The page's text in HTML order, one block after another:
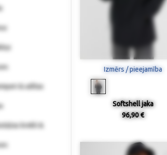
& adītas
krekli &
Izmērs / pieejamība
Softshell jaka
96,90 €